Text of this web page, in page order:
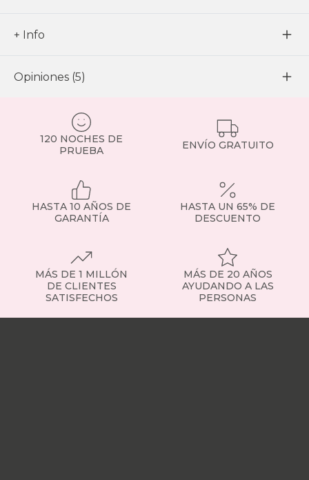
+ Info
Opiniones (5)
120 NOCHES DE
PRUEBA
ENVÍO GRATUITO
HASTA 10 AÑOS DE
GARANTÍA
HASTA UN 65% DE
DESCUENTO
MÁS DE 1 MILLÓN
DE CLIENTES
SATISFECHOS
MÁS DE 20 AÑOS
AYUDANDO A LAS
PERSONAS